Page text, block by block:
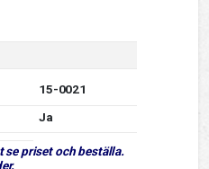
15-0021
Ja
se priset och beställa.